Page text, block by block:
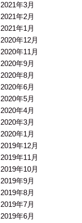
2021年3月
2021年2月
2021年1月
2020年12月
2020年11月
2020年9月
2020年8月
2020年6月
2020年5月
2020年4月
2020年3月
2020年1月
2019年12月
2019年11月
2019年10月
2019年9月
2019年8月
2019年7月
2019年6月